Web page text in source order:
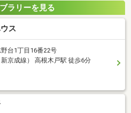
ラリーを見る
ス
台1丁目16番22号
京成線） 高根木戸駅 徒歩6分